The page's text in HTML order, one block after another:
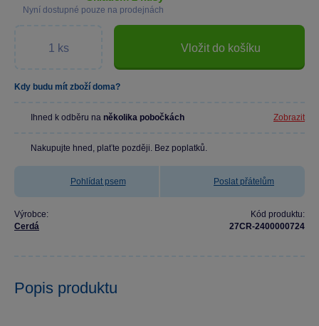
Nyní dostupné pouze na prodejnách
Vložit do košíku
Kdy budu mít zboží doma?
Ihned k odběru na několika pobočkách Zobrazit
Nakupujte hned, plaťte později. Bez poplatků.
Pohlídat psem Poslat přátelům
Výrobce:
Cerdá
Kód produktu:
27CR-2400000724
Popis produktu